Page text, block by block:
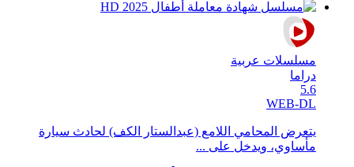
مسلسلات عربية
دراما
5.6
WEB-DL
يتعرض المحامي اللامع (عبدالستار الكف) لحادث سيارة
مأساوي، ويدخل على ...